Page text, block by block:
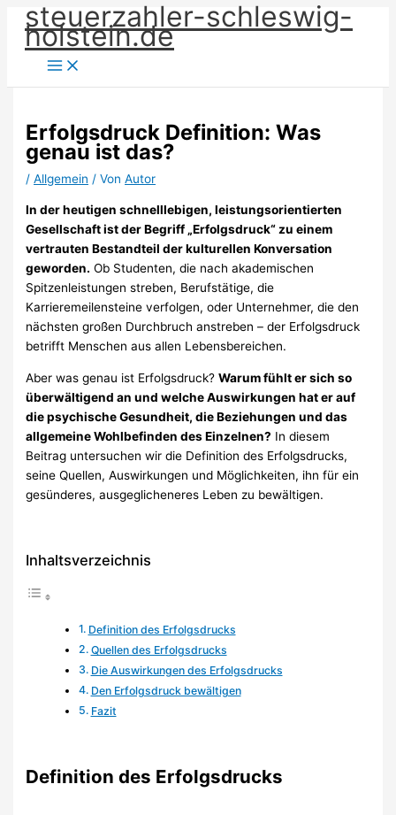
Zum
Inhalt
springen
steuerzahler-schleswig-
holstein.de
Erfolgsdruck Definition: Was
genau ist das?
/Allgemein / VonAutor
In der heutigen schnelllebigen, leistungsorientierten
Gesellschaft ist der Begriff „Erfolgsdruck“ zu einem
vertrauten Bestandteil der kulturellen Konversation
geworden. Ob Studenten, die nach akademischen
Spitzenleistungen streben, Berufstätige, die
Karrieremeilensteine ​​verfolgen, oder Unternehmer, die den
nächsten großen Durchbruch anstreben – der Erfolgsdruck
betrifft Menschen aus allen Lebensbereichen.
Aber was genau ist Erfolgsdruck?Warum fühlt er sich so
überwältigend an und welche Auswirkungen hat er auf
die psychische Gesundheit, die Beziehungen und das
allgemeine Wohlbefinden des Einzelnen? In diesem
Beitrag untersuchen wir die Definition des Erfolgsdrucks,
seine Quellen, Auswirkungen und Möglichkeiten, ihn für ein
gesünderes, ausgeglicheneres Leben zu bewältigen.
Inhaltsverzeichnis
Definition des Erfolgsdrucks
Quellen des Erfolgsdrucks
Die Auswirkungen des Erfolgsdrucks
Den Erfolgsdruck bewältigen
Fazit
Definition des Erfolgsdrucks